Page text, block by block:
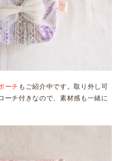
ーチ もご紹介中です。取り外し可
ーチ付きなので、素材感も一緒に